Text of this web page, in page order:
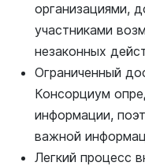
организациями,
участниками
незаконных
Ограниченный
Консорциум
информации,
важной
Легкий процесс